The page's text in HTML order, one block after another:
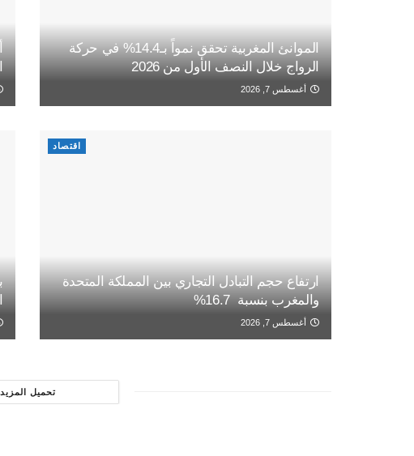
الموانئ المغربية تحقق نمواً بـ14.4% في حركة
الرواج خلال النصف الأول من 2026
أغسطس 7, 2026
اقتصاد
ارتفاع حجم التبادل التجاري بين المملكة المتحدة
والمغرب بنسبة 16.7%
أغسطس 7, 2026
تحميل المزيد